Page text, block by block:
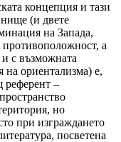
концепция и тази
(и двете
на Запада,
противоположност, а
и с възможната
на ориентализма) е,
референт –
но
при изграждането
посветена